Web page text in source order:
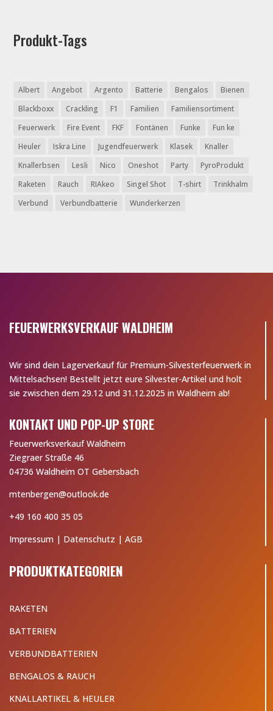
Produkt-Tags
Albert Angebot Argento Batterie Bengalos
Bienen
Blackboxx
Crackling F1 Familien
Familiensortiment
Feuerwerk
Fire Event FKF Fontänen Funke
Fun ke
Heuler
Iskra Line Jugendfeuerwerk Klasek
Knaller
Knallerbsen
Lesli Nico Oneshot Party
PyroProdukt
Raketen
Rauch RIAkeo Singel Shot T-shirt
Trinkhalm
Verbund
Verbundbatterie Wunderkerzen
FEUERWERKSVERKAUF WALDHEIM
Wir sind dein Lagerverkauf für Premium-Silvesterfeuerwerk in
Mittelsachsen! Bestellt jetzt eure Silvester-Artikel und holt
sie zwischen dem 29.12 und 31.12.2025 in Waldheim ab!
KONTAKT UND POP-UP STORE
Feuerwerksverkauf Waldheim
Ziegraer Straße 46
04736 Waldheim OT Gebersbach
mtenbergen@outlook.de
+49 160 400 35 05
Impressum | Datenschutz |AGB
PRODUKTKATEGORIEN
RAKETEN
BATTERIEN
VERBUNDBATTERIEN
BENGALOS & RAUCH
KNALLARTIKEL & HEULER